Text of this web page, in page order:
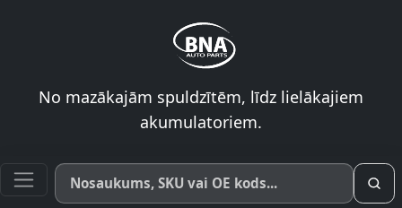
No mazākajām spuldzītēm, līdz lielākajiem
akumulatoriem.
Meklēt pēc produkta nosaukuma, SKU vai OE koda